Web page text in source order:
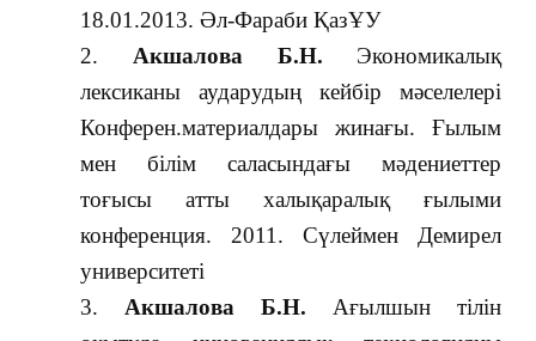
18.01.2013. Әл-Фараби ҚазҰУ
Акшалова Б.Н. Экономикалық
лексиканы аударудың кейбір мәселелері
Конферен.материалдары жинағы. Ғылым
мен білім саласындағы мәдениеттер
тоғысы атты халықаралық ғылыми
конференция. 2011. Сүлеймен Демирел
университеті
Акшалова Б.Н. Ағылшын тілін